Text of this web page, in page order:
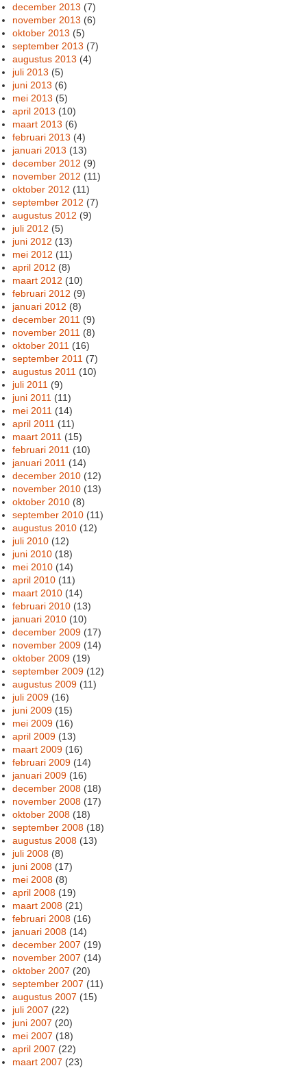
december 2013 (7)
november 2013 (6)
oktober 2013 (5)
september 2013 (7)
augustus 2013 (4)
juli 2013 (5)
juni 2013 (6)
mei 2013 (5)
april 2013 (10)
maart 2013 (6)
februari 2013 (4)
januari 2013 (13)
december 2012 (9)
november 2012 (11)
oktober 2012 (11)
september 2012 (7)
augustus 2012 (9)
juli 2012 (5)
juni 2012 (13)
mei 2012 (11)
april 2012 (8)
maart 2012 (10)
februari 2012 (9)
januari 2012 (8)
december 2011 (9)
november 2011 (8)
oktober 2011 (16)
september 2011 (7)
augustus 2011 (10)
juli 2011 (9)
juni 2011 (11)
mei 2011 (14)
april 2011 (11)
maart 2011 (15)
februari 2011 (10)
januari 2011 (14)
december 2010 (12)
november 2010 (13)
oktober 2010 (8)
september 2010 (11)
augustus 2010 (12)
juli 2010 (12)
juni 2010 (18)
mei 2010 (14)
april 2010 (11)
maart 2010 (14)
februari 2010 (13)
januari 2010 (10)
december 2009 (17)
november 2009 (14)
oktober 2009 (19)
september 2009 (12)
augustus 2009 (11)
juli 2009 (16)
juni 2009 (15)
mei 2009 (16)
april 2009 (13)
maart 2009 (16)
februari 2009 (14)
januari 2009 (16)
december 2008 (18)
november 2008 (17)
oktober 2008 (18)
september 2008 (18)
augustus 2008 (13)
juli 2008 (8)
juni 2008 (17)
mei 2008 (8)
april 2008 (19)
maart 2008 (21)
februari 2008 (16)
januari 2008 (14)
december 2007 (19)
november 2007 (14)
oktober 2007 (20)
september 2007 (11)
augustus 2007 (15)
juli 2007 (22)
juni 2007 (20)
mei 2007 (18)
april 2007 (22)
maart 2007 (23)